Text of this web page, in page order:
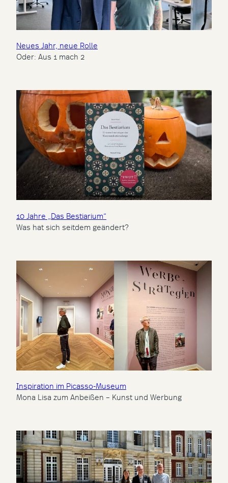
Neues Jahr, neue Rolle
Oder: Aus 1 mach 2
10 Jahre „Das Bestiarium“
Was hat sich seitdem geändert?
Inspiration im Picasso-Museum
Mona Lisa zum Anbeißen – Kunst und Werbung